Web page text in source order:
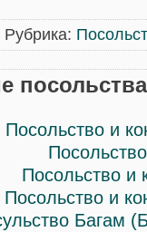
Рубрика:
Посольство и
Посольство и
Посольство и
Багам